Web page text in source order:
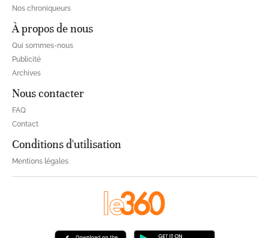
Nos chroniqueurs
À propos de nous
Qui sommes-nous
Publicité
Archives
Nous contacter
FAQ
Contact
Conditions d'utilisation
Mentions légales